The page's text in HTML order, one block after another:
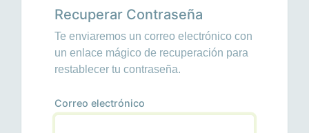
Recuperar Contraseña
Te enviaremos un correo electrónico con
un enlace mágico de recuperación para
restablecer tu contraseña.
Correo electrónico